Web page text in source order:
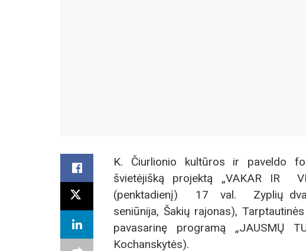
K. Čiurlionio kultūros ir paveldo
švietėjišką projektą „VAKAR IR
(penktadienį) 17 val. Zyplių
seniūnija, Šakių rajonas),
pavasarinę programą „JAUSMŲ
Kochanskytės).